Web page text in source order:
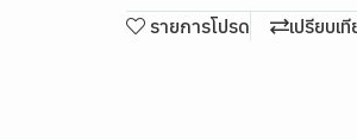
รายการโปรด เปรียบเ